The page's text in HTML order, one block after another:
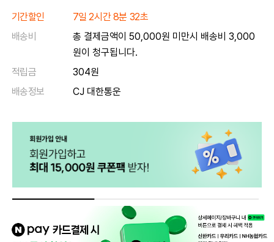
기간할인
7일 2시간 8분 32초
배송비
총 결제금액이 50,000원 미만시 배송비 3,000
원이 청구됩니다.
적립금
304원
배송정보
CJ 대한통운